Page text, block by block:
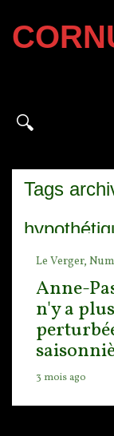
Tags
Le Verger,
Anne-
n'y a
3 mois ago